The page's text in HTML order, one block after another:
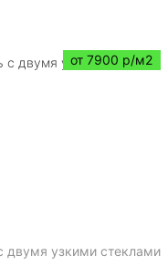
от 7900 р/м2
двумя узкими стеклами